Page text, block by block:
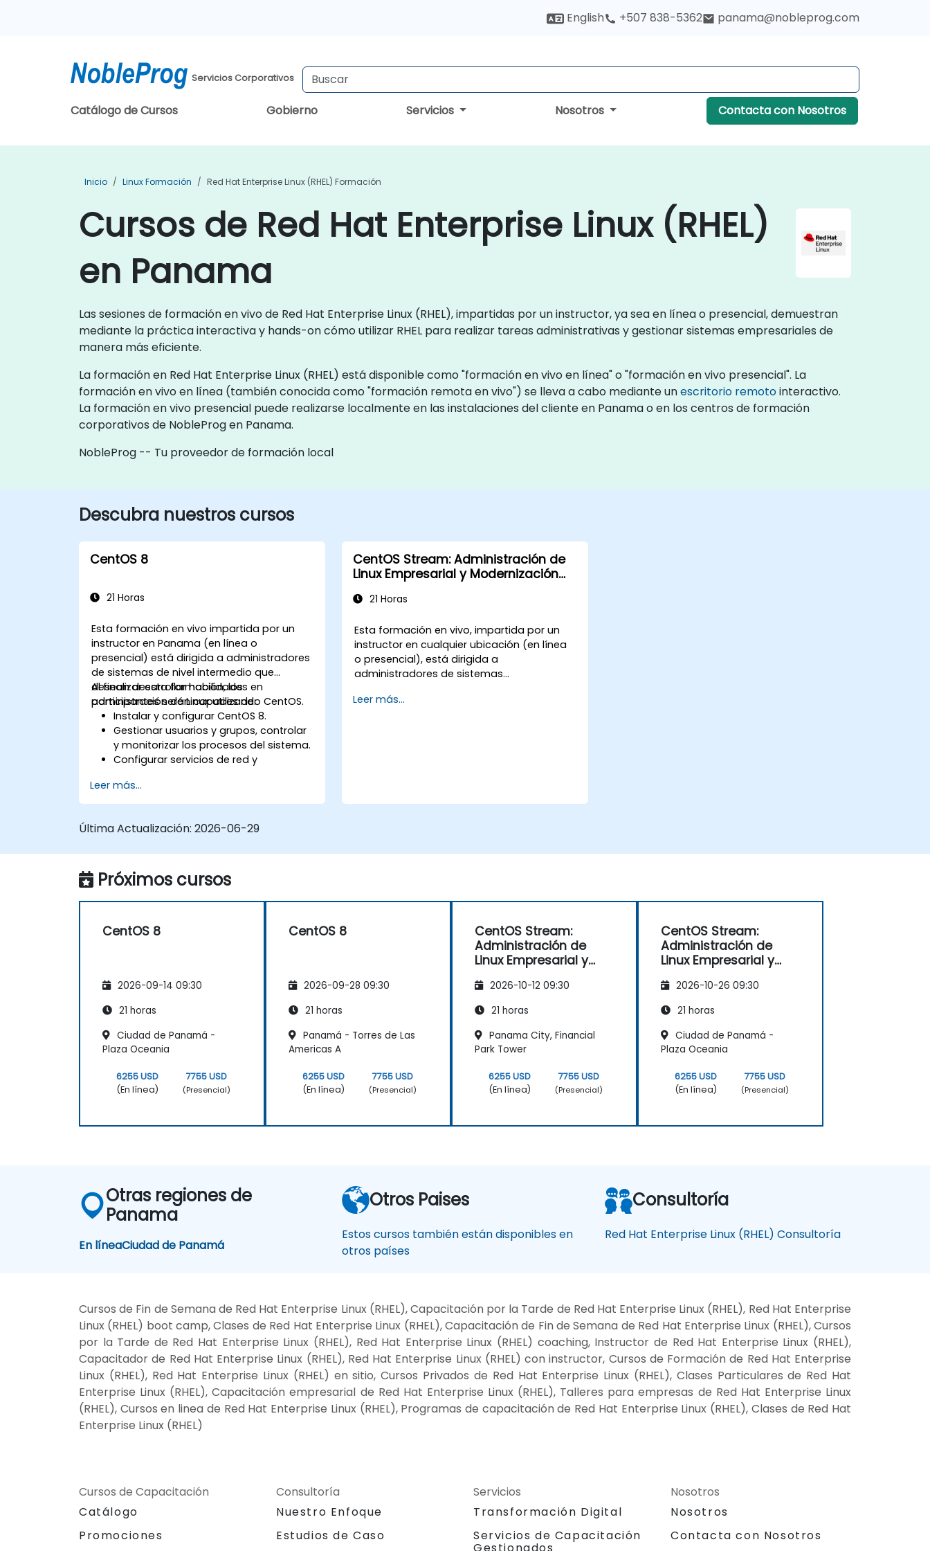
English +507 838-5362 panama@nobleprog.com
Servicios Corporativos
Catálogo de Cursos Gobierno Servicios Nosotros Contacta con Nosotros
Inicio Linux Formación Red Hat Enterprise Linux (RHEL) Formación
Cursos de Red Hat Enterprise Linux (RHEL)
en Panama
Las sesiones de formación en vivo de Red Hat Enterprise Linux (RHEL), impartidas por un instructor, ya sea en línea o presencial, demuestran
mediante la práctica interactiva y hands-on cómo utilizar RHEL para realizar tareas administrativas y gestionar sistemas empresariales de
manera más eficiente.
La formación en Red Hat Enterprise Linux (RHEL) está disponible como "formación en vivo en línea" o "formación en vivo presencial". La
formación en vivo en línea (también conocida como "formación remota en vivo") se lleva a cabo mediante unescritorio remotointeractivo.
La formación en vivo presencial puede realizarse localmente en las instalaciones del cliente en Panama o en los centros de formación
corporativos de NobleProg en Panama.
NobleProg -- Tu proveedor de formación local
Descubra nuestros cursos
CentOS 8
21 Horas
Esta formación en vivo impartida por un
instructor en Panama (en línea o
presencial) está dirigida a administradores
de sistemas de nivel intermedio que
desean desarrollar habilidades en
administración de Linux utilizando CentOS.
Al finalizar esta formación, los
participantes serán capaces de:
Instalar y configurar CentOS 8.
Gestionar usuarios y grupos, controlar
y monitorizar los procesos del sistema.
Configurar servicios de red y
Implementar soluciones de
almacenamiento y realizar
problemas del sistema.
Leer más...
CentOS Stream: Administración de
Linux Empresarial y Modernización
21 Horas
Esta formación en vivo, impartida por un
instructor en cualquier ubicación (en línea
o presencial), está dirigida a
administradores de sistemas
desean dominar la última plataforma
Leer más...
Última Actualización: 2026-06-29
Próximos cursos
CentOS 8
2026-09-14 09:30
21 horas
Ciudad de Panamá -
Plaza Oceania
6255 USD
(En línea)
7755 USD
(Presencial)
CentOS 8
2026-09-28 09:30
21 horas
Panamá - Torres de Las
Americas A
6255 USD
(En línea)
7755 USD
(Presencial)
CentOS Stream:
Administración de
Linux Empresarial y
Infraestructura
2026-10-12 09:30
21 horas
Panama City, Financial
Park Tower
6255 USD
(En línea)
7755 USD
(Presencial)
CentOS Stream:
Administración de
Linux Empresarial y
Infraestructura
2026-10-26 09:30
21 horas
Ciudad de Panamá -
Plaza Oceania
6255 USD
(En línea)
7755 USD
(Presencial)
Otras regiones de
Panama
En líneaCiudad de Panamá
Otros Paises
Estos cursos también están disponibles en
otros países
Consultoría
Red Hat Enterprise Linux (RHEL) Consultoría
Cursos de Fin de Semana de Red Hat Enterprise Linux (RHEL), Capacitación por la Tarde de Red Hat Enterprise Linux (RHEL), Red Hat Enterprise
Linux (RHEL) boot camp, Clases de Red Hat Enterprise Linux (RHEL), Capacitación de Fin de Semana de Red Hat Enterprise Linux (RHEL), Cursos
por la Tarde de Red Hat Enterprise Linux (RHEL), Red Hat Enterprise Linux (RHEL) coaching, Instructor de Red Hat Enterprise Linux (RHEL),
Capacitador de Red Hat Enterprise Linux (RHEL), Red Hat Enterprise Linux (RHEL) con instructor, Cursos de Formación de Red Hat Enterprise
Linux (RHEL), Red Hat Enterprise Linux (RHEL) en sitio, Cursos Privados de Red Hat Enterprise Linux (RHEL), Clases Particulares de Red Hat
Enterprise Linux (RHEL), Capacitación empresarial de Red Hat Enterprise Linux (RHEL), Talleres para empresas de Red Hat Enterprise Linux
(RHEL), Cursos en linea de Red Hat Enterprise Linux (RHEL), Programas de capacitación de Red Hat Enterprise Linux (RHEL), Clases de Red Hat
Enterprise Linux (RHEL)
Cursos de Capacitación
Catálogo
Promociones
Consultoría
Nuestro Enfoque
Estudios de Caso
Servicios
Transformación Digital
Servicios de Capacitación
Nosotros
Nosotros
Contacta con Nosotros